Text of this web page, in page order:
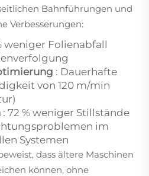
Bahnführungen und
Verbesserungen:
weniger Folienabfall
: Dauerhafte
von 120 m/min
: 72 % weniger Stillstände
im
Systemen
dass ältere Maschinen
können, ohne